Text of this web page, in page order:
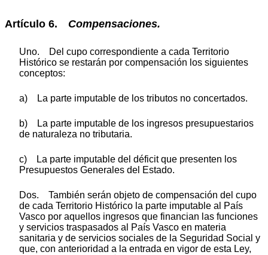
Artículo 6. Compensaciones.
Uno. Del cupo correspondiente a cada Territorio
Histórico se restarán por compensación los siguientes
conceptos:
a) La parte imputable de los tributos no concertados.
b) La parte imputable de los ingresos presupuestarios
de naturaleza no tributaria.
c) La parte imputable del déficit que presenten los
Presupuestos Generales del Estado.
Dos. También serán objeto de compensación del cupo
de cada Territorio Histórico la parte imputable al País
Vasco por aquellos ingresos que financian las funciones
y servicios traspasados al País Vasco en materia
sanitaria y de servicios sociales de la Seguridad Social y
que, con anterioridad a la entrada en vigor de esta Ley,